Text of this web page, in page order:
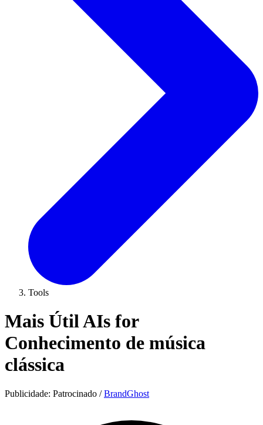
Tools
Mais Útil AIs for
Conhecimento de música
clássica
Publicidade: Patrocinado / BrandGhost